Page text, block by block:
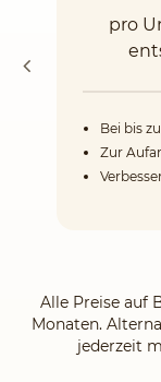
pro
Bei bis
Zur
Alle Preise auf
Monaten.
jederzeit